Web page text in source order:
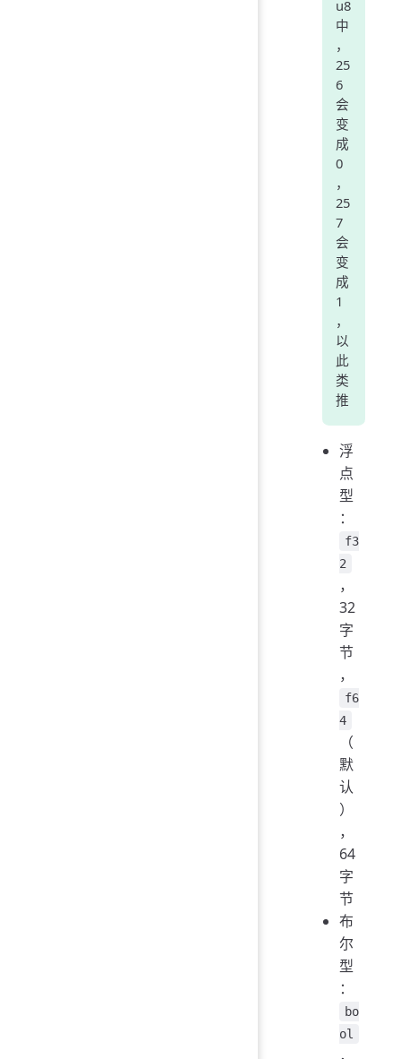
u8
中
，
25
6
会
变
成
0
，
25
7
会
变
成
1
，
以
此
类
推
浮
点
型
：
f3
2
，
32
字
节
，
f6
4
（
默
认
）
，
64
字
节
布
尔
型
：
bo
ol